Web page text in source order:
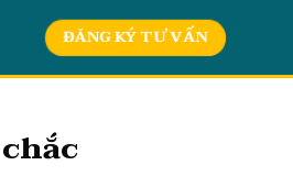
ĐĂNG KÝ TƯ VẤN